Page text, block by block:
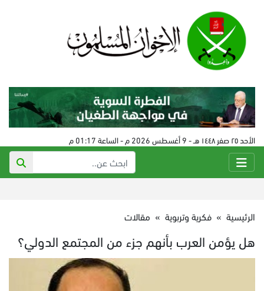
الأحد ٢٥ صفر ١٤٤٨ هـ - 9 أغسطس 2026 م - الساعة 01:17 م
الرئيسية » فكرية وتربوية » مقالات
هل يؤمن العرب بأنهم جزء من المجتمع الدولي؟